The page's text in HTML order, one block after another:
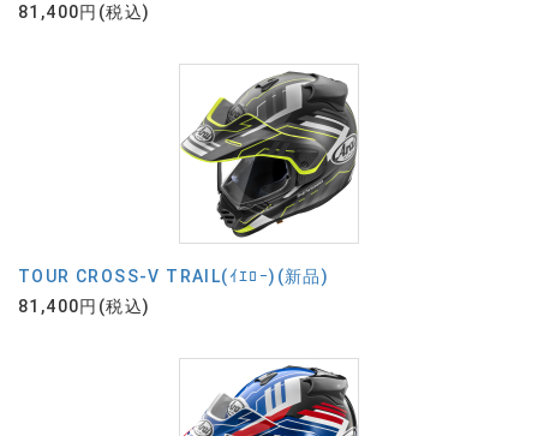
81,400円(税込)
TOUR CROSS-V TRAIL(ｲｴﾛｰ)(新品)
81,400円(税込)